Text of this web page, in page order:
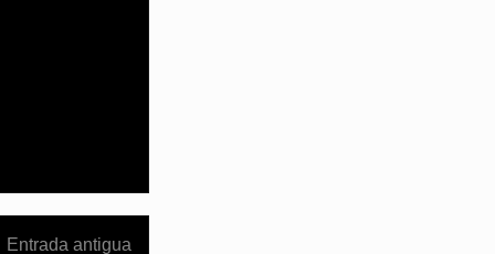
Entrada antigua